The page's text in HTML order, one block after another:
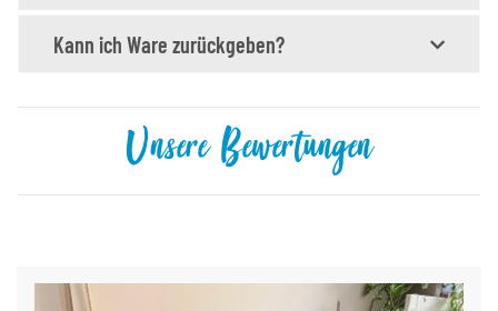
Kann ich Ware zurückgeben?
Unsere Bewertungen